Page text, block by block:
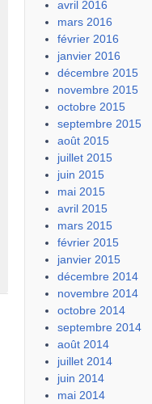
avril 2016
mars 2016
février 2016
janvier 2016
décembre 2015
novembre 2015
octobre 2015
septembre 2015
août 2015
juillet 2015
juin 2015
mai 2015
avril 2015
mars 2015
février 2015
janvier 2015
décembre 2014
novembre 2014
octobre 2014
septembre 2014
août 2014
juillet 2014
juin 2014
mai 2014